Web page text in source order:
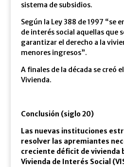
sistema de subsidios.
Según la Ley 388 de 1997 “se
de interés social aquellas que
garantizar el derecho a la
menores ingresos”.
A finales de la década se creó
Vivienda.
Conclusión (siglo 20)
Las nuevas instituciones
resolver las apremiantes
creciente déficit de vivienda
Vivienda de Interés Social